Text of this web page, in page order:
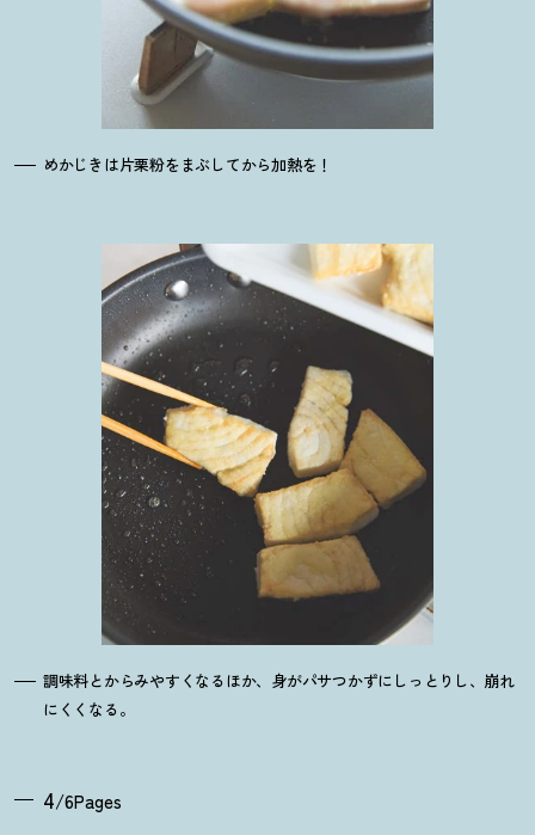
めかじきは片栗粉をまぶしてから加熱を ！
調味料とからみやすくなるほか、身がパサつかずにしっとりし、崩れ
にくくなる。
4/6Pages